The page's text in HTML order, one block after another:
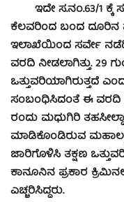
ಇದೇ ಸ.ನಂ.63/1 ಕ್ಕೆ
ಕೆಲವರಿಂದ ಬಂದ ದೂರಿನ
ಇಲಾಖೆಯಿಂದ ಸರ್ವೇ
ವರದಿ ನೀಡಲಾಗಿತ್ತು. 29
ಒತ್ತುವರಿಯಾಗಿರುತ್ತದೆ
ಸಂಬಂಧಿಸಿದಂತೆ ಈ ವರದಿ
ರಂದು ಮಧುಗಿರಿ
ಮಾಡಿಕೊಂಡಿರುವ
ಜಾರಿಗೊಳಿಸಿ ತಕ್ಷಣ
ಕಾನೂನಿನ ಪ್ರಕಾರ
ಎಚ್ಚರಿಸಿದ್ದರು.